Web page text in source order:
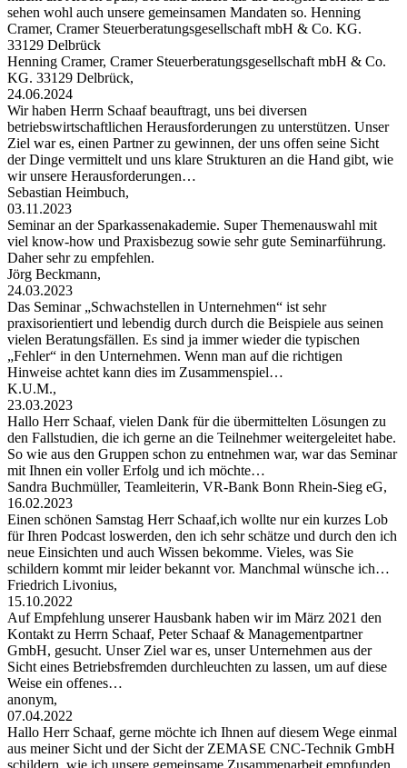
sehen wohl auch unsere gemeinsamen Mandaten so. Henning
Cramer, Cramer Steuerberatungsgesellschaft mbH & Co. KG.
33129 Delbrück
Henning Cramer, Cramer Steuerberatungsgesellschaft mbH & Co.
KG. 33129 Delbrück,
24.06.2024
Wir haben Herrn Schaaf beauftragt, uns bei diversen
betriebswirtschaftlichen Herausforderungen zu unterstützen. Unser
Ziel war es, einen Partner zu gewinnen, der uns offen seine Sicht
der Dinge vermittelt und uns klare Strukturen an die Hand gibt, wie
wir unsere Herausforderungen…
Sebastian Heimbuch,
03.11.2023
Seminar an der Sparkassenakademie. Super Themenauswahl mit
viel know-how und Praxisbezug sowie sehr gute Seminarführung.
Daher sehr zu empfehlen.
Jörg Beckmann,
24.03.2023
Das Seminar „Schwachstellen in Unternehmen“ ist sehr
praxisorientiert und lebendig durch durch die Beispiele aus seinen
vielen Beratungsfällen. Es sind ja immer wieder die typischen
„Fehler“ in den Unternehmen. Wenn man auf die richtigen
Hinweise achtet kann dies im Zusammenspiel…
K.U.M.,
23.03.2023
Hallo Herr Schaaf, vielen Dank für die übermittelten Lösungen zu
den Fallstudien, die ich gerne an die Teilnehmer weitergeleitet habe.
So wie aus den Gruppen schon zu entnehmen war, war das Seminar
mit Ihnen ein voller Erfolg und ich möchte…
Sandra Buchmüller, Teamleiterin, VR-Bank Bonn Rhein-Sieg eG,
16.02.2023
Einen schönen Samstag Herr Schaaf,ich wollte nur ein kurzes Lob
für Ihren Podcast loswerden, den ich sehr schätze und durch den ich
neue Einsichten und auch Wissen bekomme. Vieles, was Sie
schildern kommt mir leider bekannt vor. Manchmal wünsche ich…
Friedrich Livonius,
15.10.2022
Auf Empfehlung unserer Hausbank haben wir im März 2021 den
Kontakt zu Herrn Schaaf, Peter Schaaf & Managementpartner
GmbH, gesucht. Unser Ziel war es, unser Unternehmen aus der
Sicht eines Betriebsfremden durchleuchten zu lassen, um auf diese
Weise ein offenes…
anonym,
07.04.2022
Hallo Herr Schaaf, gerne möchte ich Ihnen auf diesem Wege einmal
aus meiner Sicht und der Sicht der ZEMASE CNC-Technik GmbH
schildern, wie ich unsere gemeinsame Zusammenarbeit empfunden